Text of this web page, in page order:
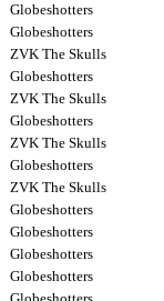
Globeshotters
Globeshotters
ZVK The Skulls
Globeshotters
ZVK The Skulls
Globeshotters
ZVK The Skulls
Globeshotters
ZVK The Skulls
Globeshotters
Globeshotters
Globeshotters
Globeshotters